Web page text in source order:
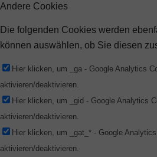
Andere Cookies
Die folgenden Cookies werden
können auswählen, ob Sie diesen
Hier klicken, um _ga - Google Analytics
aktivieren/deaktivieren.
Hier klicken, um _gid - Google Analytics
aktivieren/deaktivieren.
Hier klicken, um _gat_* - Google
aktivieren/deaktivieren.